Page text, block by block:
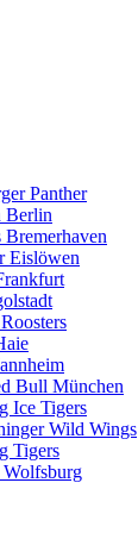
Panther
Berlin
Bremerhaven
Eislöwen
Bull München
Ice Tigers
Wild Wings
Tigers